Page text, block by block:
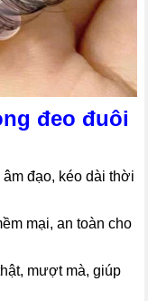
đeo đuôi
đạo, kéo dài thời
mại, an toàn cho
mượt mà, giúp